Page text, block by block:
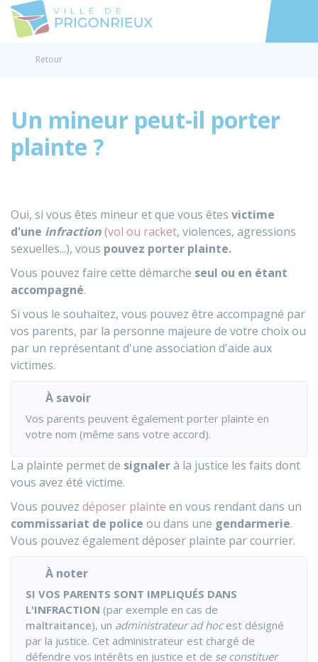
Accéder
Retour
Un mineur peut-il porter
plainte ?
Oui, si vous êtes mineur et que vous êtes victime
d'une infraction(vol ou racket, violences, agressions
sexuelles...), vous pouvez porter plainte.
Vous pouvez faire cette démarche seul ou en étant
accompagné.
Si vous le souhaitez, vous pouvez être accompagné par
vos parents, par la personne majeure de votre choix ou
par un représentant d'une association d'aide aux
victimes.
À savoir
Vos parents peuvent également porter plainte en
votre nom (même sans votre accord).
La plainte permet de signalerà la justice les faits dont
vous avez été victime.
Vous pouvez déposer plainte en vous rendant dans un
commissariat de police ou dans une gendarmerie.
Vous pouvez également déposer plainte par courrier.
À noter
SI VOS PARENTS SONT IMPLIQUÉS DANS
L'INFRACTION (par exemple en cas de
maltraitance), un administrateur ad hocest désigné
par la justice. Cet administrateur est chargé de
défendre vos intérêts en justice et de se constituer